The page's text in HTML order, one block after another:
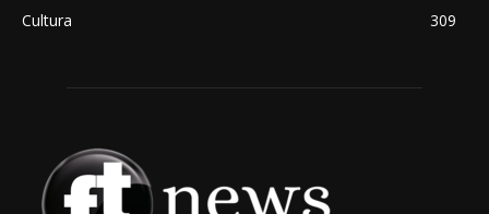
Cultura
309